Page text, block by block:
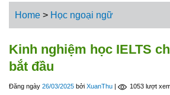
Home > Học ngoại ngữ
Kinh nghiệm học IELTS
bắt đầu
Đăng ngày 26/03/2025 bởi XuanThu | 1053 lượt